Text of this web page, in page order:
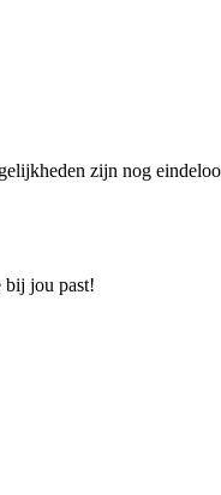
zijn nog
bij jou past!